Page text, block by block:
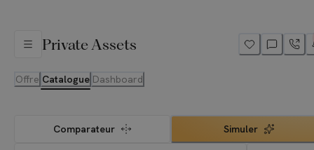
Private Assets
Offre Catalogue Dashboard
Comparateur Simuler